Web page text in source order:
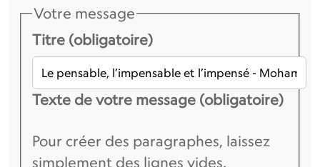
Votre message
Titre (obligatoire)
Texte de votre message (obligatoire)
Pour créer des paragraphes, laissez
simplement des lignes vides.